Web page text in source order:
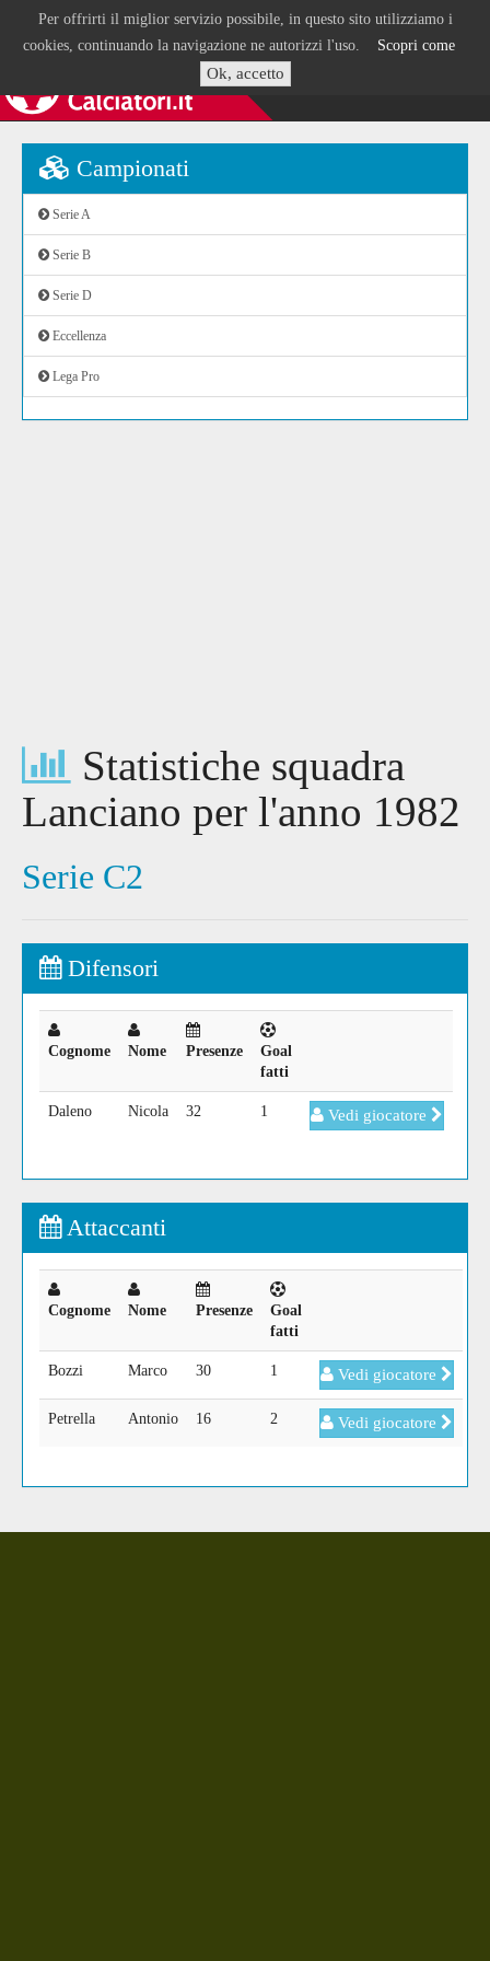
Per offrirti il miglior servizio possibile, in questo sito utilizziamo i
cookies, continuando la navigazione ne autorizzi l'uso. Scopri come
Ok, accetto
Campionati
Serie A
Serie B
Serie D
Eccellenza
Lega Pro
Statistiche squadra
Lanciano per l'anno 1982
Serie C2
Difensori
Cognome Nome Presenze
Goal
fatti
Daleno Nicola 32 1 Vedi giocatore
Attaccanti
Cognome Nome Presenze
Goal
fatti
Bozzi Marco 30 1 Vedi giocatore
Petrella Antonio 16 2 Vedi giocatore